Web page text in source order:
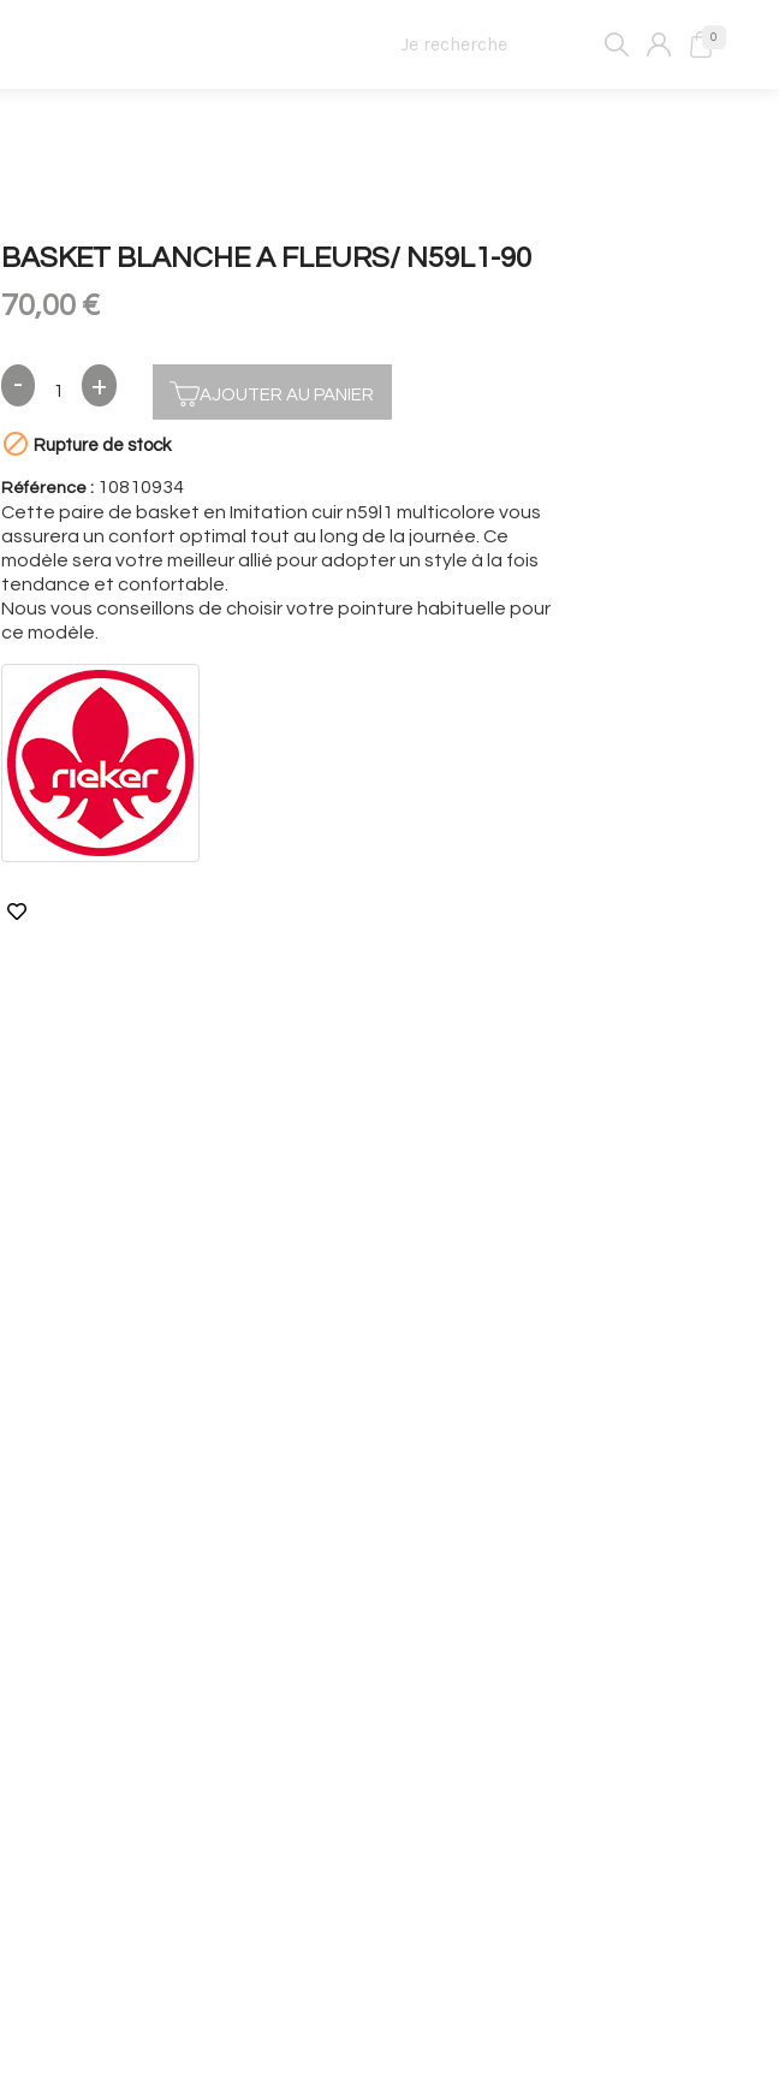
0
BASKET BLANCHE A FLEURS/ N59L1-90
70,00 €
AJOUTER AU PANIER
 Rupture de stock
Référence : 10810934
Cette paire de basket en Imitation cuir n59l1 multicolore vous
assurera un confort optimal tout au long de la journée. Ce
modèle sera votre meilleur allié pour adopter un style à la fois
tendance et confortable.
Nous vous conseillons de choisir votre pointure habituelle pour
ce modèle.